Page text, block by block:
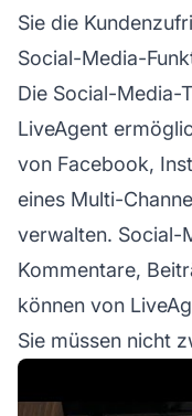
Sie die
Social-Media-
Die Social-Media-
LiveAgent
von Facebook,
eines Multi-
verwalten. Social-
Kommentare,
können von
Sie müssen nicht